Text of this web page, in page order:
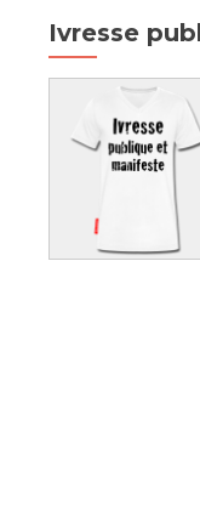
Ivresse